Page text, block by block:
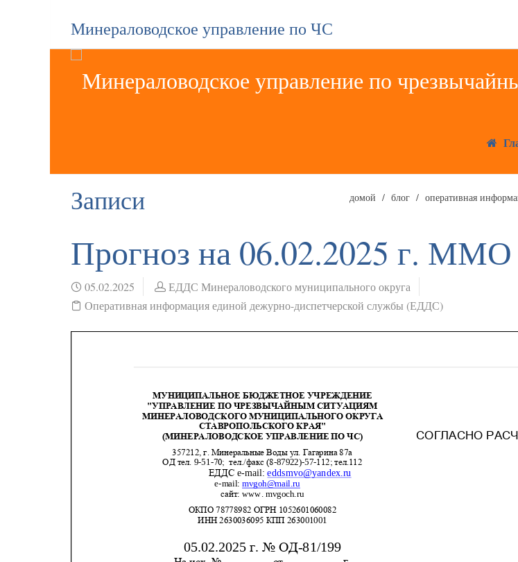
Минераловодское управление по ЧС
Записи домой блог оперативная
Прогноз на 06.02.2025 г. ММО
05.02.2025
ЕДДС Минераловодского муниципального округа
Оперативная информация единой дежурно-диспетчерской службы (ЕДДС)